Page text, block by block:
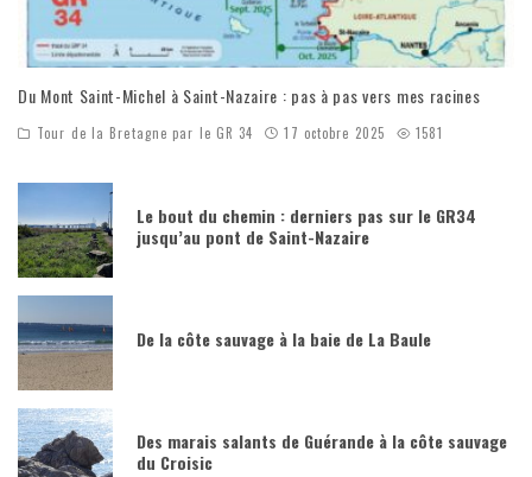
Du Mont Saint-Michel à Saint-Nazaire : pas à pas vers mes racines
Tour de la Bretagne par le GR 34 17 octobre 2025 1581
Le bout du chemin : derniers pas sur le GR34
jusqu’au pont de Saint-Nazaire
De la côte sauvage à la baie de La Baule
Des marais salants de Guérande à la côte sauvage
du Croisic